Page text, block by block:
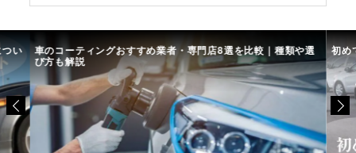
い 車のコーティングおすすめ業者・専門店8選を比較｜種類や選
び方も解説
初め